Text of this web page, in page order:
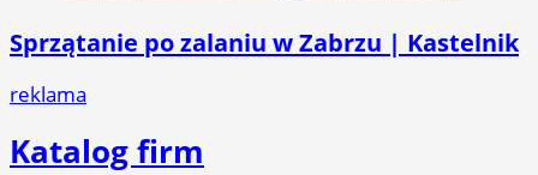
Sprzątanie po zalaniu w Zabrzu | Kastelnik
reklama
Katalog firm